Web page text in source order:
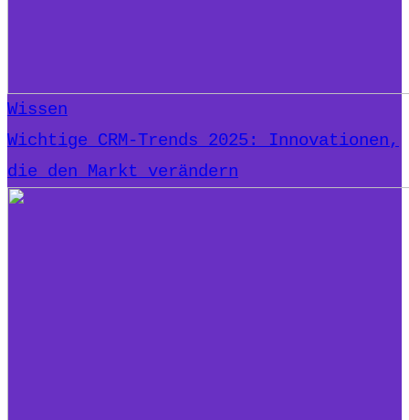
Wissen
Wichtige CRM-Trends 2025: Innovationen,
die den Markt verändern